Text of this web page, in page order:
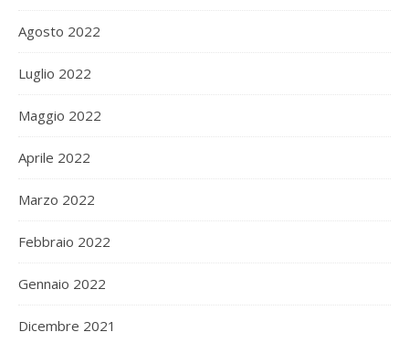
Agosto 2022
Luglio 2022
Maggio 2022
Aprile 2022
Marzo 2022
Febbraio 2022
Gennaio 2022
Dicembre 2021